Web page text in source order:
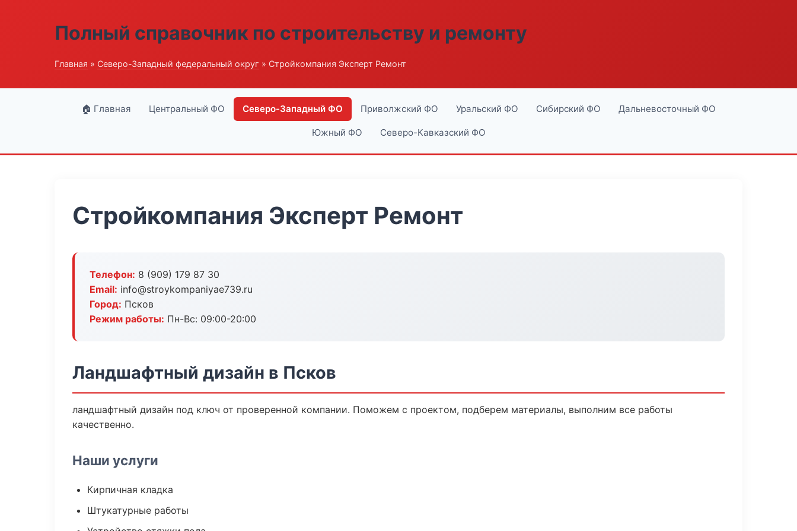
Полный справочник по строительству и ремонту
Главная » Северо-Западный федеральный округ » Стройкомпания Эксперт Ремонт
🏠 Главная Центральный ФО Северо-Западный ФО Приволжский ФО Уральский ФО Сибирский ФО Дальневосточный ФО
Южный ФО Северо-Кавказский ФО
Стройкомпания Эксперт Ремонт
Телефон: 8 (909) 179 87 30
Email: info@stroykompaniyae739.ru
Город: Псков
Режим работы: Пн-Вс: 09:00-20:00
Ландшафтный дизайн в Псков
ландшафтный дизайн под ключ от проверенной компании. Поможем с проектом, подберем материалы, выполним все работы
качественно.
Наши услуги
Кирпичная кладка
Штукатурные работы